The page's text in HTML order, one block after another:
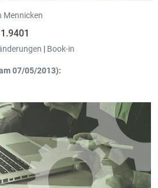
Mennicken
| Book-in
07/05/2013):
nun die Möglichkeit die Analytische